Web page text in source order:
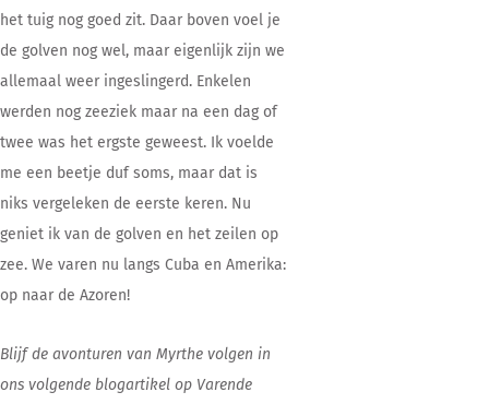
het tuig nog goed zit. Daar boven voel je
de golven nog wel, maar eigenlijk zijn we
allemaal weer ingeslingerd. Enkelen
werden nog zeeziek maar na een dag of
twee was het ergste geweest. Ik voelde
me een beetje duf soms, maar dat is
niks vergeleken de eerste keren. Nu
geniet ik van de golven en het zeilen op
zee. We varen nu langs Cuba en Amerika:
op naar de Azoren!
Blijf de avonturen van Myrthe volgen in
ons volgende blogartikel op Varende